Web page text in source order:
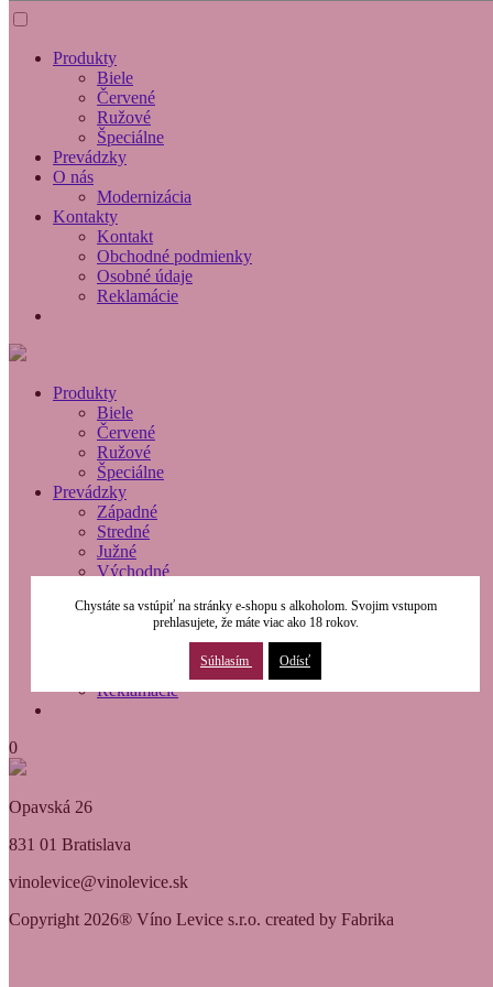
Produkty
Biele
Červené
Ružové
Špeciálne
Prevádzky
O nás
Modernizácia
Kontakty
Kontakt
Obchodné podmienky
Osobné údaje
Reklamácie
Produkty
Biele
Červené
Ružové
Špeciálne
Prevádzky
Západné
Stredné
Južné
Východné
Modernizácia
Reklamácie
0
Opavská 26
831 01 Bratislava
vinolevice@vinolevice.sk
Copyright 2026® Víno Levice s.r.o. created by Fabrika
Chystáte sa vstúpiť na stránky e-shopu s alkoholom. Svojim vstupom
prehlasujete, že máte viac ako 18 rokov.
Súhlasím Odísť